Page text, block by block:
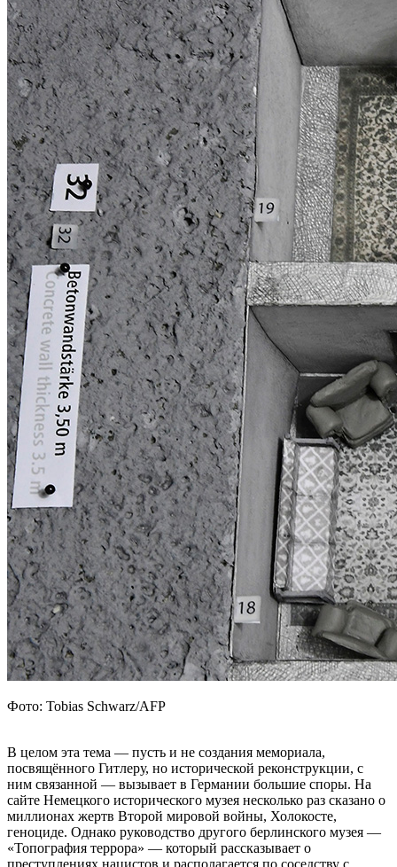
Фото: Tobias Schwarz/AFP
В целом эта тема — пусть и не создания мемориала,
посвящённого Гитлеру, но исторической реконструкции, с
ним связанной — вызывает в Германии большие споры. На
сайте Немецкого исторического музея несколько раз сказано о
миллионах жертв Второй мировой войны, Холокосте,
геноциде. Однако руководство другого берлинского музея —
«Топография террора» — который рассказывает о
преступлениях нацистов и располагается по соседству с